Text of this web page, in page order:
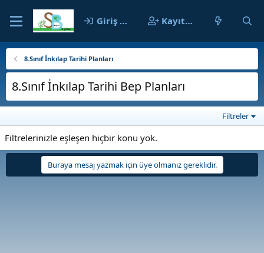
Giriş yap Kayıt ol
8.Sınıf İnkılap Tarihi Planları
8.Sınıf İnkılap Tarihi Bep Planları
Filtreler
Filtrelerinizle eşleşen hiçbir konu yok.
Buraya mesaj yazmak için üye olmanız gereklidir.